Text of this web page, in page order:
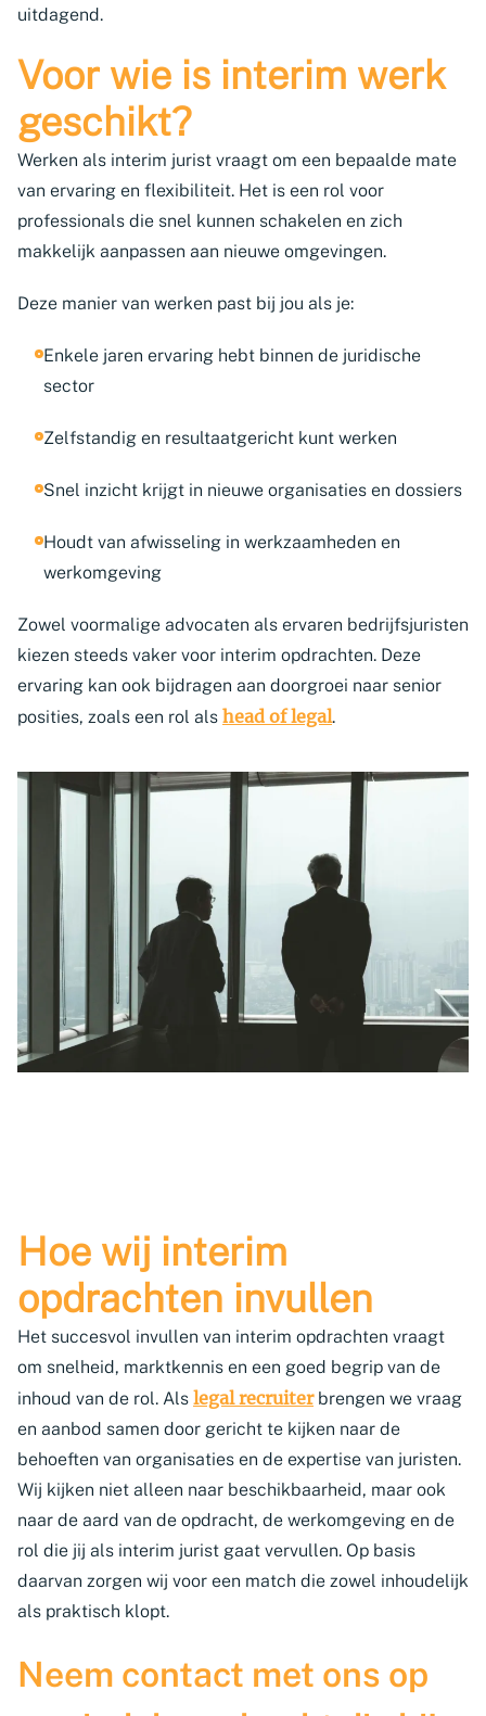
uitdagend.
Voor wie is interim werk
geschikt?
Werken als interim jurist vraagt om een bepaalde mate
van ervaring en flexibiliteit. Het is een rol voor
professionals die snel kunnen schakelen en zich
makkelijk aanpassen aan nieuwe omgevingen.
Deze manier van werken past bij jou als je:
Enkele jaren ervaring hebt binnen de juridische
sector
Zelfstandig en resultaatgericht kunt werken
Snel inzicht krijgt in nieuwe organisaties en dossiers
Houdt van afwisseling in werkzaamheden en
werkomgeving
Zowel voormalige advocaten als ervaren bedrijfsjuristen
kiezen steeds vaker voor interim opdrachten. Deze
ervaring kan ook bijdragen aan doorgroei naar senior
posities, zoals een rol als head of legal.
Hoe wij interim
opdrachten invullen
Het succesvol invullen van interim opdrachten vraagt
om snelheid, marktkennis en een goed begrip van de
inhoud van de rol. Als legal recruiterbrengen we vraag
en aanbod samen door gericht te kijken naar de
behoeften van organisaties en de expertise van juristen.
Wij kijken niet alleen naar beschikbaarheid, maar ook
naar de aard van de opdracht, de werkomgeving en de
rol die jij als interim jurist gaat vervullen. Op basis
daarvan zorgen wij voor een match die zowel inhoudelijk
als praktisch klopt.
Neem contact met ons op